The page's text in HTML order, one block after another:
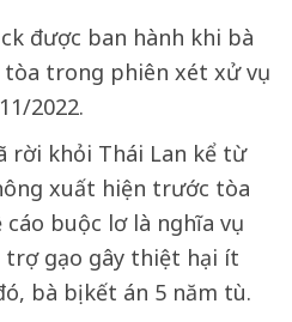
được ban hành khi bà
trong phiên xét xử vụ
2022.
rời khỏi Thái Lan kể từ
xuất hiện trước tòa
buộc lơ là nghĩa vụ
gạo gây thiệt hại ít
bà bị kết án 5 năm tù.